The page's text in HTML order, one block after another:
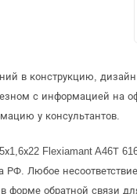
в конструкцию,
с информацией на
у консультантов.
Flexiamant A46Т
Любое
форме обратной связи